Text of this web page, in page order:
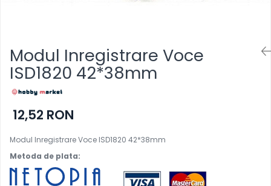
Modul Inregistrare Voce
ISD1820 42*38mm
12,52 RON
Modul Inregistrare Voce ISD1820 42*38mm
Metoda de plata: